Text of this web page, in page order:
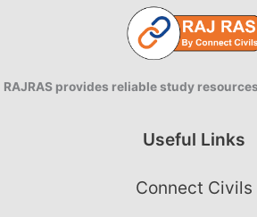
RAJRAS provides reliable study
Useful Links
Connect Civils